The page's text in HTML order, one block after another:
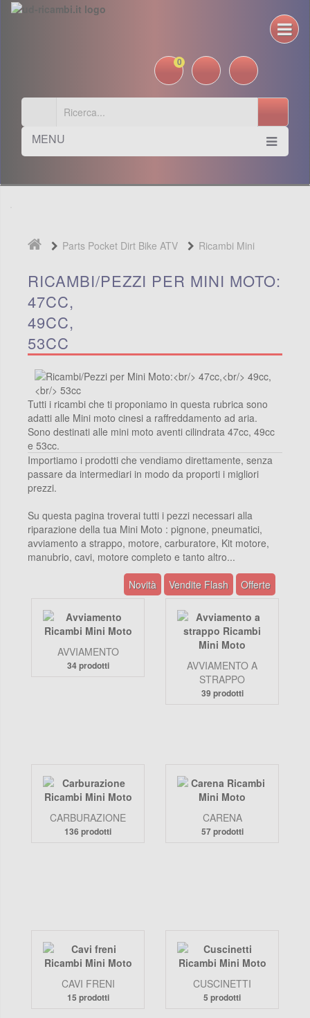
0
MENU
Parts Pocket Dirt Bike ATV
Ricambi Mini
Moto
RICAMBI/PEZZI PER MINI MOTO:
47CC,
49CC,
53CC
Tutti i ricambi che ti proponiamo in questa rubrica sono
adatti alle Mini moto cinesi a raffreddamento ad aria.
Sono destinati alle mini moto aventi cilindrata 47cc, 49cc
e 53cc.
Importiamo i prodotti che vendiamo direttamente, senza
passare da intermediari in modo da proporti i migliori
prezzi.
Su questa pagina troverai tutti i pezzi necessari alla
riparazione della tua Mini Moto : pignone, pneumatici,
avviamento a strappo, motore, carburatore, Kit motore,
manubrio, cavi, motore completo e tanto altro...
Novità
Vendite Flash Offerte
AVVIAMENTO
34 prodotti
AVVIAMENTO A
STRAPPO
39 prodotti
CARBURAZIONE
136 prodotti
CARENA
57 prodotti
CAVI FRENI
15 prodotti
CUSCINETTI
5 prodotti